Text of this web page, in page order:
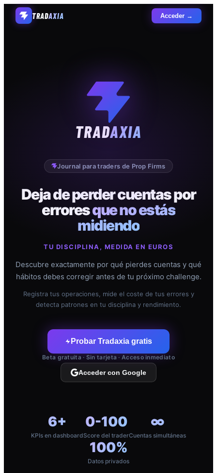
TRADAXIA Acceder →
TRADAXIA
Journal para traders de Prop Firms
Deja de perder cuentas por
erroresque no estás
midiendo
TU DISCIPLINA, MEDIDA EN EUROS
Descubre exactamente por qué pierdes cuentas y qué
hábitos debes corregir antes de tu próximo challenge.
Registra tus operaciones, mide el coste de tus errores y
detecta patrones en tu disciplina y rendimiento.
Probar Tradaxia gratis
Beta gratuita · Sin tarjeta · Acceso inmediato
Acceder con Google
6+
KPIs en dashboard
0-100
Score del trader
∞
Cuentas simultáneas
100%
Datos privados